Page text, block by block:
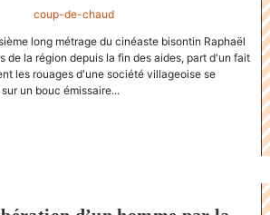
monde
au
long métrage du cinéaste bisontin Raphaël
de la région depuis la fin des aides, part d'un fait
les rouages d'une société villageoise se
un bouc émissaire...